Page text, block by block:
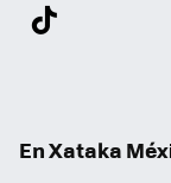
En Xataka